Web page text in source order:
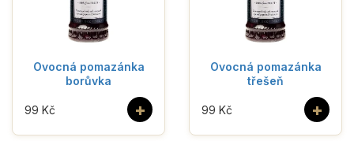
Ovocná pomazánka
borůvka
+
99 Kč
Ovocná pomazánka
třešeň
+
99 Kč